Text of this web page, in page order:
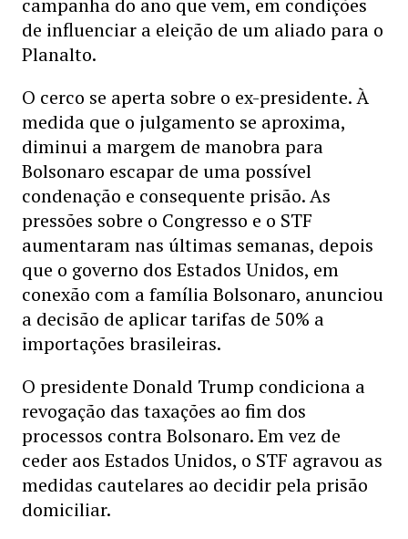
campanha do ano que vem, em condições
de influenciar a eleição de um aliado para o
Planalto.
O cerco se aperta sobre o ex-presidente. À
medida que o julgamento se aproxima,
diminui a margem de manobra para
Bolsonaro escapar de uma possível
condenação e consequente prisão. As
pressões sobre o Congresso e o STF
aumentaram nas últimas semanas, depois
que o governo dos Estados Unidos, em
conexão com a família Bolsonaro, anunciou
a decisão de aplicar tarifas de 50% a
importações brasileiras.
O presidente Donald Trump condiciona a
revogação das taxações ao fim dos
processos contra Bolsonaro. Em vez de
ceder aos Estados Unidos, o STF agravou as
medidas cautelares ao decidir pela prisão
domiciliar.